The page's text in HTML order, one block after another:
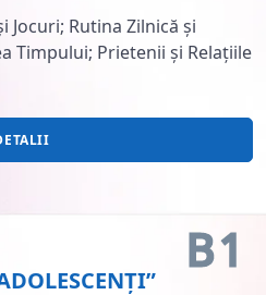
Jocuri; Rutina Zilnică și
Timpului; Prietenii și Relațiile
B1